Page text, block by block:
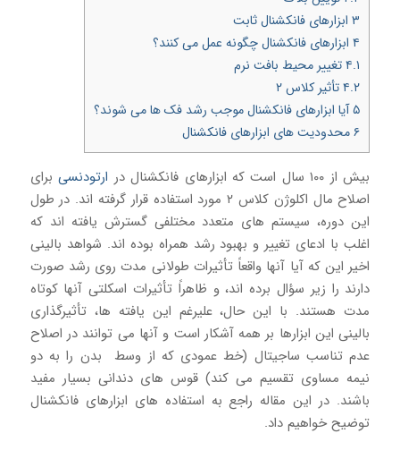
۳ابزارهای فانکشنال ثابت
۴ابزارهای فانکشنال چگونه عمل می کنند؟
۴.۱تغییر محیط بافت نرم
۴.۲تأثیر کلاس ۲
۵آیا ابزارهای فانکشنال موجب رشد فک ها می شوند؟
۶محدودیت های ابزارهای فانکشنال
بیش از ۱۰۰ سال است که ابزارهای فانکشنال در ارتودنسیبرای
اصلاح مال اکلوژن کلاس ۲ مورد استفاده قرار گرفته اند. در طول
این دوره، سیستم های متعدد مختلفی گسترش یافته اند که
اغلب با ادعای تغییر و بهبود رشد همراه بوده اند. شواهد بالینی
اخیر این که آیا آنها واقعاً تأثیرات طولانی مدت روی رشد صورت
دارند را زیر سؤال برده اند، و ظاهراً تأثیرات اسکلتی آنها کوتاه
مدت هستند. با این حال، علیرغم این یافته ها، تأثیرگذاری
بالینی این ابزارها بر همه آشکار است و آنها می توانند در اصلاح
عدم تناسب ساجیتال (خط عمودی که از وسط بدن را به دو
نیمه مساوی تقسیم می کند) قوس های دندانی بسیار مفید
باشند. در این مقاله راجع به استفاده های ابزارهای فانکشنال
توضیح خواهیم داد.